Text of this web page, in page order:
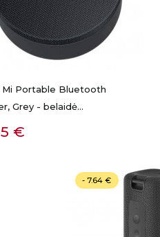
Mi Portable Bluetooth
Grey - belaidė...
€
- 7.64 €